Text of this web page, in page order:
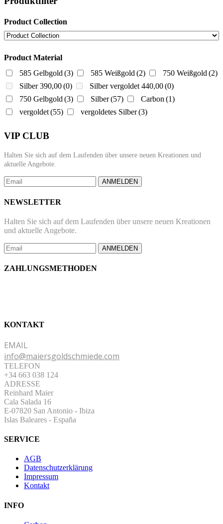
Product Collection
Product Material
585 Gelbgold (3) 585 Weißgold (2) 750 Weißgold (2)
Silber 390,00(0) Silber vergoldet 440,00(0)
750 Gelbgold (3) Silber(57) Carbon (1)
vergoldet(55) vergoldetes Silber(3)
VIP CLUB
Halten Sie sich auf dem Laufenden über unsere neuen Kreationen und
aktuelle Angebote.
ANMELDEN
NEWSLETTER
Halten Sie sich auf dem Laufenden über unsere neuen Kreationen
und aktuelle Angebote.
ANMELDEN
ZAHLUNGSMETHODEN
KONTAKT
EMAIL
info@maiersgoldschmiede.com
TELEFON
+34 663 038 124
ADRESSE
Reinhard Maier
Cala Salada 16
E-07820 San Antonio - Ibiza
Islas Baleares - España
SERVICE
AGB
Datenschutzerklärung
Impressum
Kontakt
INFO